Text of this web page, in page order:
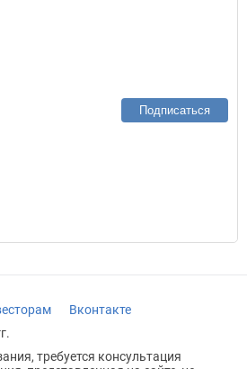
Подписаться
Вконтакте
требуется консультация